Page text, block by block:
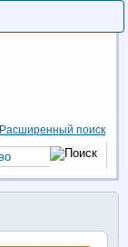
Расширенный поиск